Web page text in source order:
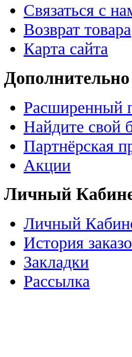
Связаться с
Возврат товара
Карта сайта
Дополнительно
Расширенный
Найдите свой
Партнёрская
Акции
Личный
Личный
История
Закладки
Рассылка